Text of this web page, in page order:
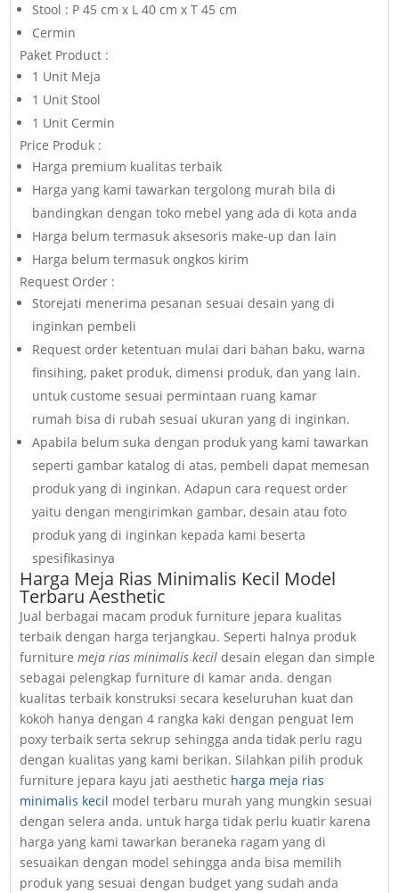
Stool : P 45 cm x L 40 cm x T 45 cm
Cermin
Paket Product :
1 Unit Meja
1 Unit Stool
1 Unit Cermin
Price Produk :
Harga premium kualitas terbaik
Harga yang kami tawarkan tergolong murah bila di
bandingkan dengan toko mebel yang ada di kota anda
Harga belum termasuk aksesoris make-up dan lain
Harga belum termasuk ongkos kirim
Request Order :
Storejati menerima pesanan sesuai desain yang di
inginkan pembeli
Request order ketentuan mulai dari bahan baku, warna
finsihing, paket produk, dimensi produk, dan yang lain.
untuk custome sesuai permintaan ruang kamar
rumah bisa di rubah sesuai ukuran yang di inginkan.
Apabila belum suka dengan produk yang kami tawarkan
seperti gambar katalog di atas, pembeli dapat memesan
produk yang di inginkan. Adapun cara request order
yaitu dengan mengirimkan gambar, desain atau foto
produk yang di inginkan kepada kami beserta
spesifikasinya
Harga Meja Rias Minimalis Kecil Model
Terbaru Aesthetic
Jual berbagai macam produk furniture jepara kualitas
terbaik dengan harga terjangkau. Seperti halnya produk
furnituremeja rias minimalis kecil desain elegan dan simple
sebagai pelengkap furniture di kamar anda. dengan
kualitas terbaik konstruksi secara keseluruhan kuat dan
kokoh hanya dengan 4 rangka kaki dengan penguat lem
poxy terbaik serta sekrup sehingga anda tidak perlu ragu
dengan kualitas yang kami berikan. Silahkan pilih produk
furniture jepara kayu jati aesthetic harga meja rias
minimalis kecil model terbaru murah yang mungkin sesuai
dengan selera anda. untuk harga tidak perlu kuatir karena
harga yang kami tawarkan beraneka ragam yang di
sesuaikan dengan model sehingga anda bisa memilih
produk yang sesuai dengan budget yang sudah anda